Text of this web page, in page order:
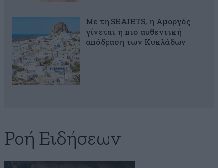
Με τη SEAJETS, η Αμοργός
γίνεται η πιο αυθεντική
απόδραση των Κυκλάδων
Ροή Ειδήσεων